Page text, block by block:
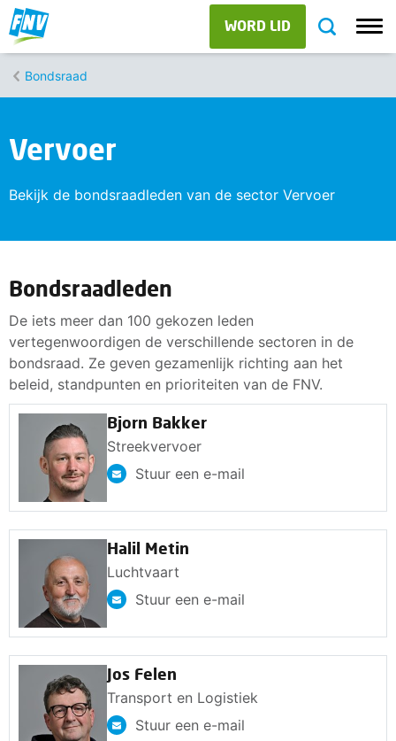
WORD LID
Bondsraad
Vervoer
Bekijk de bondsraadleden van de sector Vervoer
Bondsraadleden
De iets meer dan 100 gekozen leden
vertegenwoordigen de verschillende sectoren in de
bondsraad. Ze geven gezamenlijk richting aan het
beleid, standpunten en prioriteiten van de FNV.
Bjorn Bakker
Streekvervoer
Stuur een e-mail
Halil Metin
Luchtvaart
Stuur een e-mail
Jos Felen
Transport en Logistiek
Stuur een e-mail